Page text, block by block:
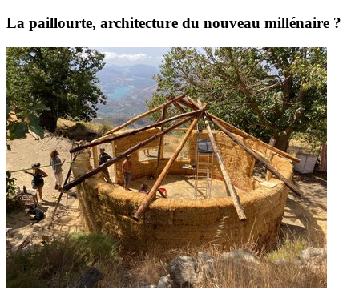
La paillourte, architecture du nouveau millénaire ?